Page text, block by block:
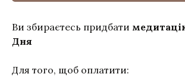
Ви збираєтесь придбати
Дня
Для того, щоб оплатити: